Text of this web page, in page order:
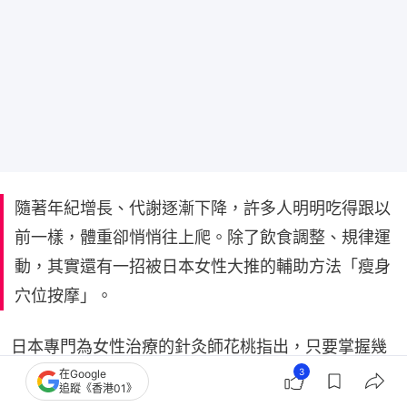
隨著年紀增長、代謝逐漸下降，許多人明明吃得跟以
前一樣，體重卻悄悄往上爬。除了飲食調整、規律運
動，其實還有一招被日本女性大推的輔助方法「瘦身
穴位按摩」。
日本專門為女性治療的針灸師花桃指出，只要掌握幾
個與女性體質密切相關的穴位，不只能改善代謝、減
在Google
追蹤《香港01》
3